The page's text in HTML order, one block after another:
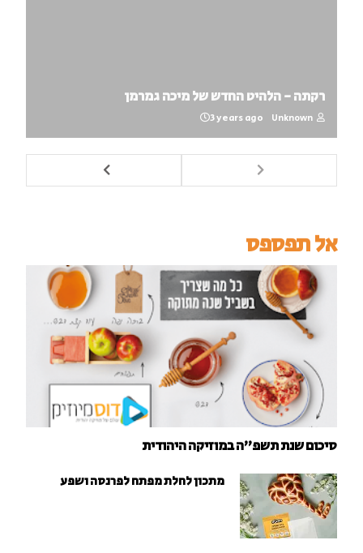
רקתה - הלהיט החדש של מיכה גמרמן
Unknown
3 years ago
אל תפספס
סיכום שנת תשפ"ה במוזיקה היהודית
מתכון לחלת מפתח לפרנסה ושפע